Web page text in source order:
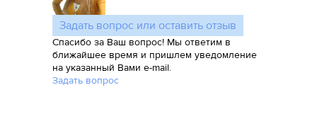
Задать вопрос или оставить отзыв
Спасибо за Ваш вопрос! Мы ответим в
ближайшее время и пришлем уведомление
на указанный Вами e-mail.
Задать вопрос